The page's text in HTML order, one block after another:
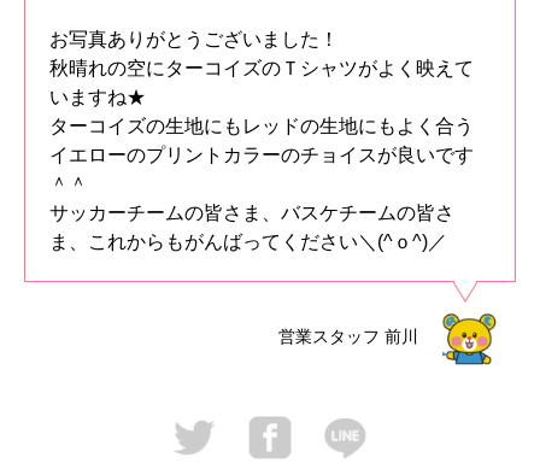
お写真ありがとうございました！
秋晴れの空にターコイズのＴシャツがよく映えて
いますね★
ターコイズの生地にもレッドの生地にもよく合う
イエローのプリントカラーのチョイスが良いです
＾＾
サッカーチームの皆さま、バスケチームの皆さ
ま、これからもがんばってください＼(^ｏ^)／
営業スタッフ 前川